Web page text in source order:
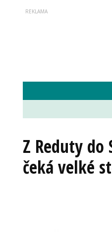
Z Reduty
čeká velké